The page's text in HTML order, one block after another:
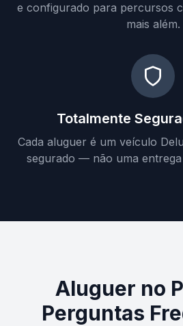
e configurado para percursos
mais além.
Totalmente
Cada aluguer é um veículo
segurado — não uma
Aluguer no
Perguntas